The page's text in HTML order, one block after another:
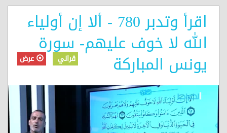
اقرأ وتدبر 780 - ألا إن أولياء
الله لا خوف عليهم- سورة
يونس المباركة قراني عرض